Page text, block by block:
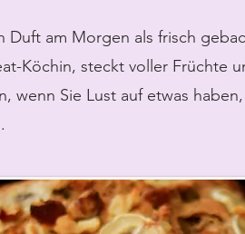
Duft am Morgen als frisch
Köchin, steckt voller Früchte
wenn Sie Lust auf etwas